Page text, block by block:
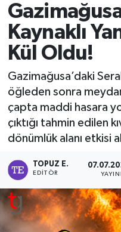
Kaynaklı
Kül Oldu!
Gazimağusa’daki
öğleden sonra
çapta maddi hasara
çıktığı tahmin edilen
dönümlük alanı etkisi
TOPUZ E.
EDITÖR
SAĞLIK
SPOR
TEKNOLOJİ
TÜRKİYE
Tüm Manşetler
Son Dakika
Haber Arşivi